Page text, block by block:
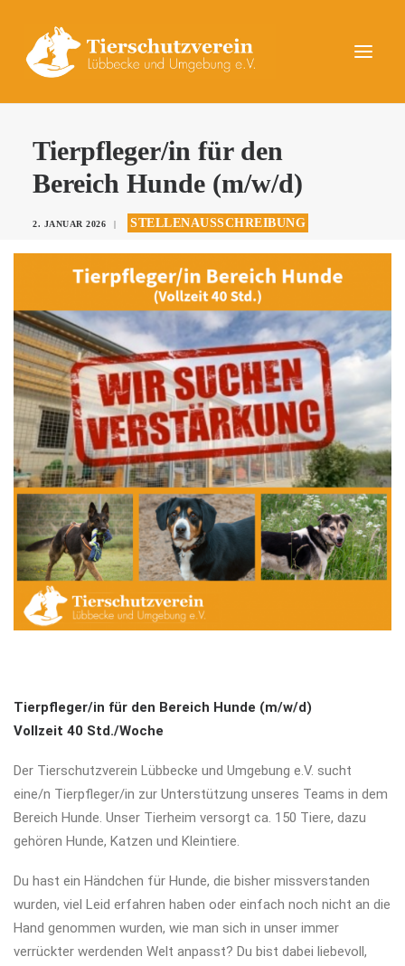
UNSERE TIERE
AKTUELLES
Tierpfleger/in für den
Bereich Hunde (m/w/d)
2. JANUAR 2026 | STELLENAUSSCHREIBUNG
Tierpfleger/in für den Bereich Hunde (m/w/d)
Vollzeit 40 Std./Woche
Der Tierschutzverein Lübbecke und Umgebung e.V. sucht
eine/n Tierpfleger/in zur Unterstützung unseres Teams in dem
Bereich Hunde. Unser Tierheim versorgt ca. 150 Tiere, dazu
gehören Hunde, Katzen und Kleintiere.
Du hast ein Händchen für Hunde, die bisher missverstanden
wurden, viel Leid erfahren haben oder einfach noch nicht an die
Hand genommen wurden, wie man sich in unser immer
verrückter werdenden Welt anpasst? Du bist dabei liebevoll,